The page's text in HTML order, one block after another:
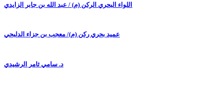
اللواء البحري الركن (م) / عبد الله بن جابر الزايدي
عميد بحري ركن (م)/ معجب بن جزاء الدلبحي
د. سامي ثامر الرشيدي